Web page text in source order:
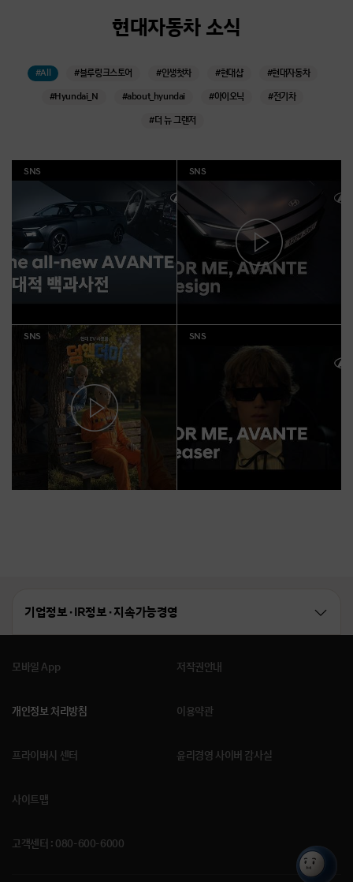
현대자동차 소식
#All #블루링크스토어 #인생첫차 #현대샵 #현대자동차
#Hyundai_N #about_hyundai #아이오닉 #전기차
#더 뉴 그랜저
SNS SNS
SNS SNS
All-
in-
기업정보 · IR정보 · 지속가능경영
모바일 App 저작권안내
개인정보 처리방침 이용약관
프라이버시 센터 윤리경영 사이버 감사실
사이트맵
고객센터 : 080-600-6000